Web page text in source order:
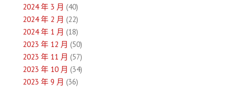
2024 年 3 月 (40)
2024 年 2 月 (22)
2024 年 1 月 (18)
2023 年 12 月 (50)
2023 年 11 月 (57)
2023 年 10 月 (34)
2023 年 9 月 (36)